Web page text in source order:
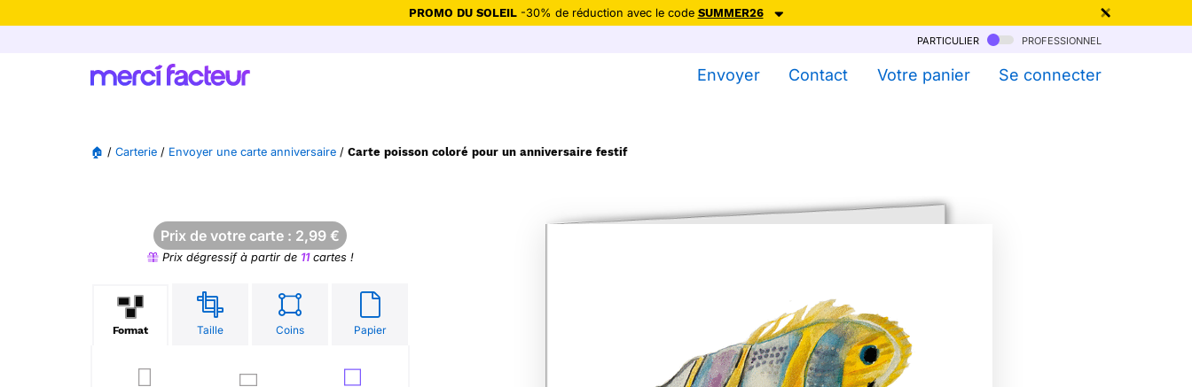
PROMO DU SOLEIL-30% de réduction avec le code SUMMER26
Ne plus afficher
particulier professionnel
Envoyer Contact Votre panier Se connecter
🏠 / Carterie / Envoyer une carte anniversaire / Carte poisson coloré pour un anniversaire festif
Prix de votre carte : 2,99 €
Prix dégressif à partir de 11cartes !
Format Taille Coins Papier